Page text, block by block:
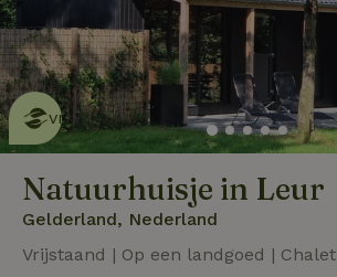
Dit natuurhuisje is eco-
vriendelijklees meer
Natuurhuisje in Leur
Gelderland, Nederland
Vrijstaand | Op een landgoed | Chalet